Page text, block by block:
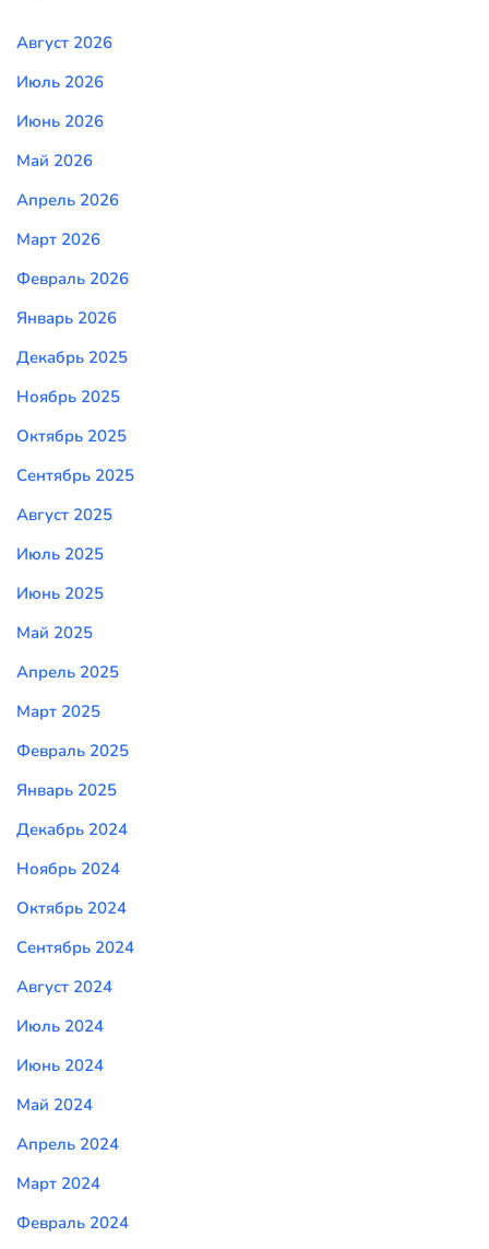
Август 2026
Июль 2026
Июнь 2026
Май 2026
Апрель 2026
Март 2026
Февраль 2026
Январь 2026
Декабрь 2025
Ноябрь 2025
Октябрь 2025
Сентябрь 2025
Август 2025
Июль 2025
Июнь 2025
Май 2025
Апрель 2025
Март 2025
Февраль 2025
Январь 2025
Декабрь 2024
Ноябрь 2024
Октябрь 2024
Сентябрь 2024
Август 2024
Июль 2024
Июнь 2024
Май 2024
Апрель 2024
Март 2024
Февраль 2024